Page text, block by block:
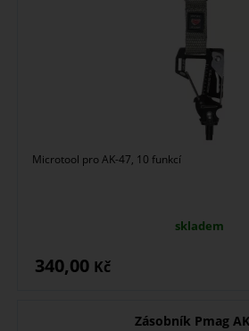
Microtool pro AK-47, 10 funkcí
skladem
340,00 Kč
Zásobník Pmag